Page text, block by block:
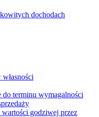
dochodach
terminu wymagalności
godziwej przez